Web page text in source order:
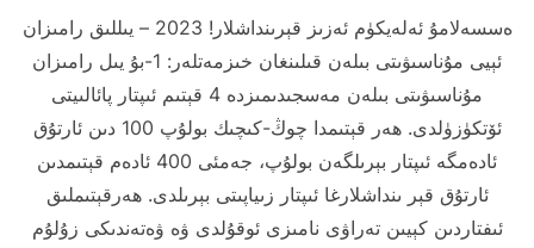
ەسسەلامۇ ئەلەيكۈم ئەزىز قېرىنداشلار! 2023 – يىللىق رامىزان
ئېيى مۇناسىۋىتى بىلەن قىلىنغان خىزمەتلەر: 1-بۇ يىل رامىزان
مۇناسىۋىتى بىلەن مەسجىدىمىزدە 4 قېتىم ئىپتار پائالىيتى
ئۆتكۈزۈلدى. ھەر قېتىمدا چوڭ-كىچىك بولۇپ 100 دىن ئارتۇق
ئادەمگە ئىپتار بېرىلگەن بولۇپ، جەمئى 400 ئادەم قېتىمدىن
ئارتۇق قېر ىنداشلارغا ئىپتار زىياپىتى بېرىلدى. ھەرقېتىملىق
ئىفتاردىن كېيىن تەراۋى نامىزى ئوقۇلدى ۋە ۋەتەندىكى زۇلۇم